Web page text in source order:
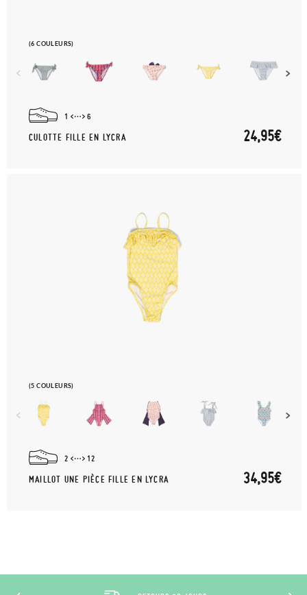
(6 COULEURS)
1 6
CULOTTE FILLE EN LYCRA 24,95€
(5 COULEURS)
2 12
MAILLOT UNE PIÈCE FILLE EN LYCRA 34,95€